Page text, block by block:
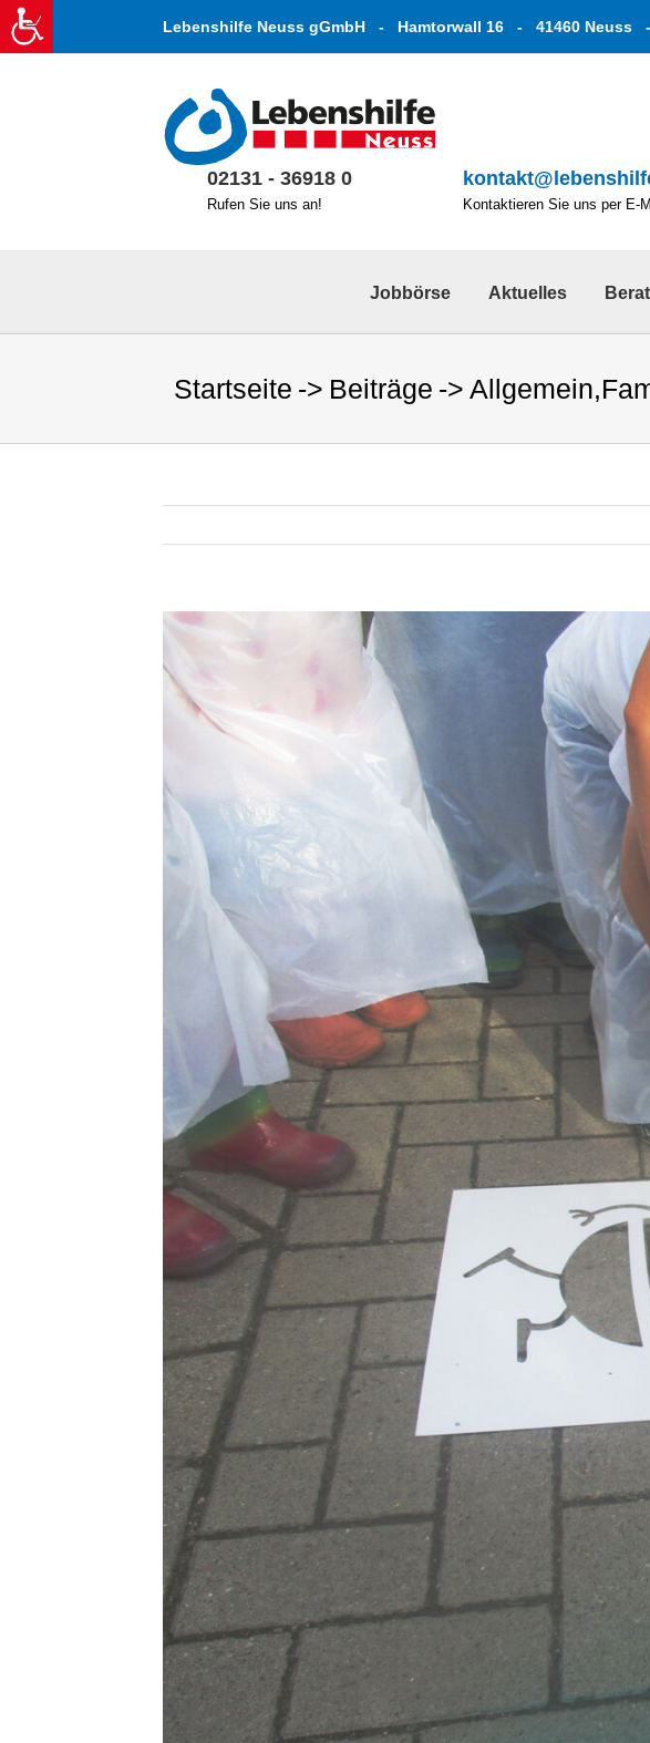
Zum
Inhalt
springen
Lebenshilfe Neuss gGmbH - Hamtorwall 16 - 41460 Neuss
02131 - 36918 0
Rufen Sie uns an! Kontaktieren Sie uns per E-
Jobbörse Aktuelles
Startseite Beiträge Allgemein,
Zeige
Bild